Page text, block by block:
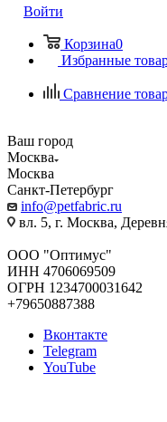
Войти
Корзина0
Избранные
Сравнение
Ваш город
Москва
Москва
Санкт-Петербург
info@petfabric.ru
вл. 5, г. Москва,
ООО "Оптимус"
ИНН 4706069509
ОГРН 1234700031642
+79650887388
Вконтакте
Telegram
YouTube